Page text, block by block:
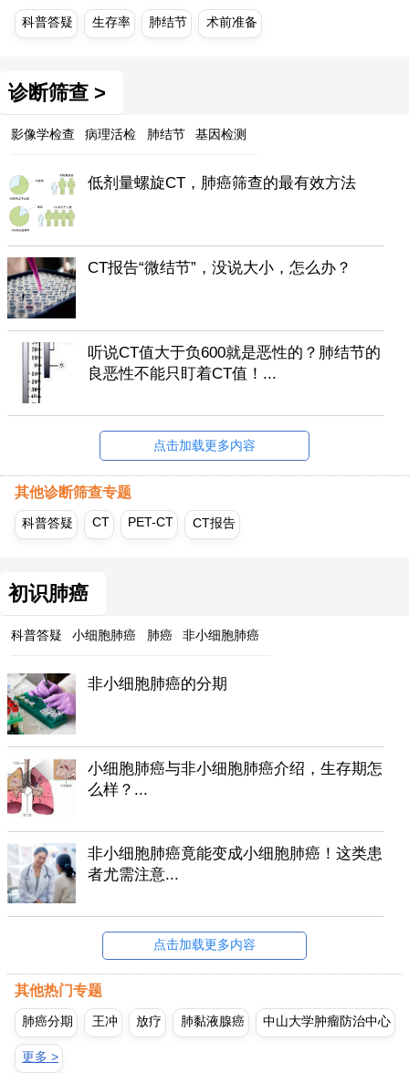
科普答疑 生存率 肺结节 术前准备
诊断筛查 >
影像学检查 病理活检 肺结节 基因检测
低剂量螺旋CT，肺癌筛查的最有效方法
CT报告“微结节”，没说大小，怎么办？
听说CT值大于负600就是恶性的？肺结节的
良恶性不能只盯着CT值！...
点击加载更多内容
其他诊断筛查专题
科普答疑 CT PET-CT CT报告
初识肺癌
科普答疑 小细胞肺癌 肺癌 非小细胞肺癌
非小细胞肺癌的分期
小细胞肺癌与非小细胞肺癌介绍，生存期怎
么样？...
非小细胞肺癌竟能变成小细胞肺癌！这类患
者尤需注意...
点击加载更多内容
其他热门专题
肺癌分期 王冲 放疗 肺黏液腺癌 中山大学肿瘤防治中心
更多 >